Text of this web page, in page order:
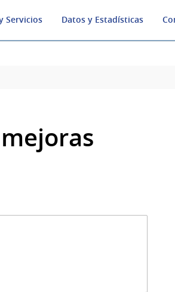
Servicios Datos y Estadísticas